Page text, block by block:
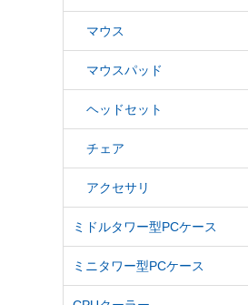
マウス
マウスパッド
ヘッドセット
チェア
アクセサリ
ミドルタワー型PCケース
ミニタワー型PCケース